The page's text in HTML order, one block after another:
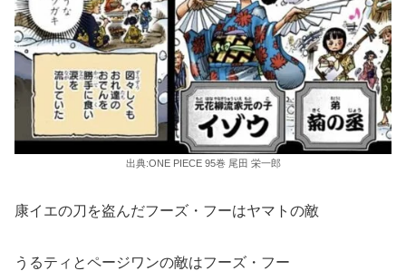
出典:ONE PIECE 95巻 尾田 栄一郎
康イエの刀を盗んだフーズ・フーはヤマトの敵
うるティとページワンの敵はフーズ・フー